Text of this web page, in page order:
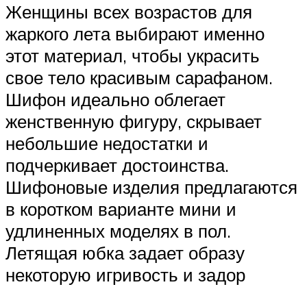
Женщины всех возрастов для
жаркого лета выбирают именно
этот материал, чтобы украсить
свое тело красивым сарафаном.
Шифон идеально облегает
женственную фигуру, скрывает
небольшие недостатки и
подчеркивает достоинства.
Шифоновые изделия предлагаются
в коротком варианте мини и
удлиненных моделях в пол.
Летящая юбка задает образу
некоторую игривость и задор